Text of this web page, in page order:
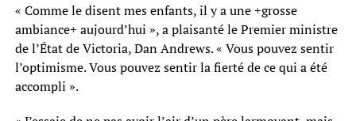
« Comme le disent mes enfants, il y a une +grosse
ambiance+ aujourd’hui », a plaisanté le Premier ministre
de l’État de Victoria, Dan Andrews. « Vous pouvez sentir
l’optimisme. Vous pouvez sentir la fierté de ce qui a été
accompli ».